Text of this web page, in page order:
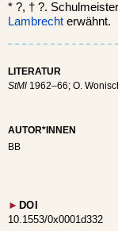
* ?, † ?.
Lambrecht erwähnt.
LITERATUR
StMl 1962–66; O.
AUTOR*INNEN
BB
► DOI
10.1553/0x0001d332